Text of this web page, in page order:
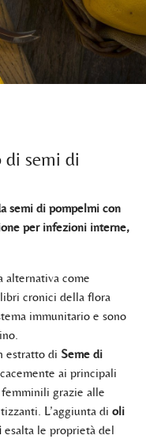
di semi di
semi di pompelmi con
per infezioni interne,
alternativa come
cronici della flora
immunitario e sono
estratto di Seme di
ai principali
grazie alle
L’aggiunta di oli
esalta le proprietà del